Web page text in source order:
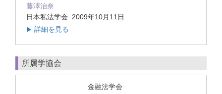
藤澤治奈
日本私法学会 2009年10月11日
▶ 詳細を見る
所属学協会
金融法学会